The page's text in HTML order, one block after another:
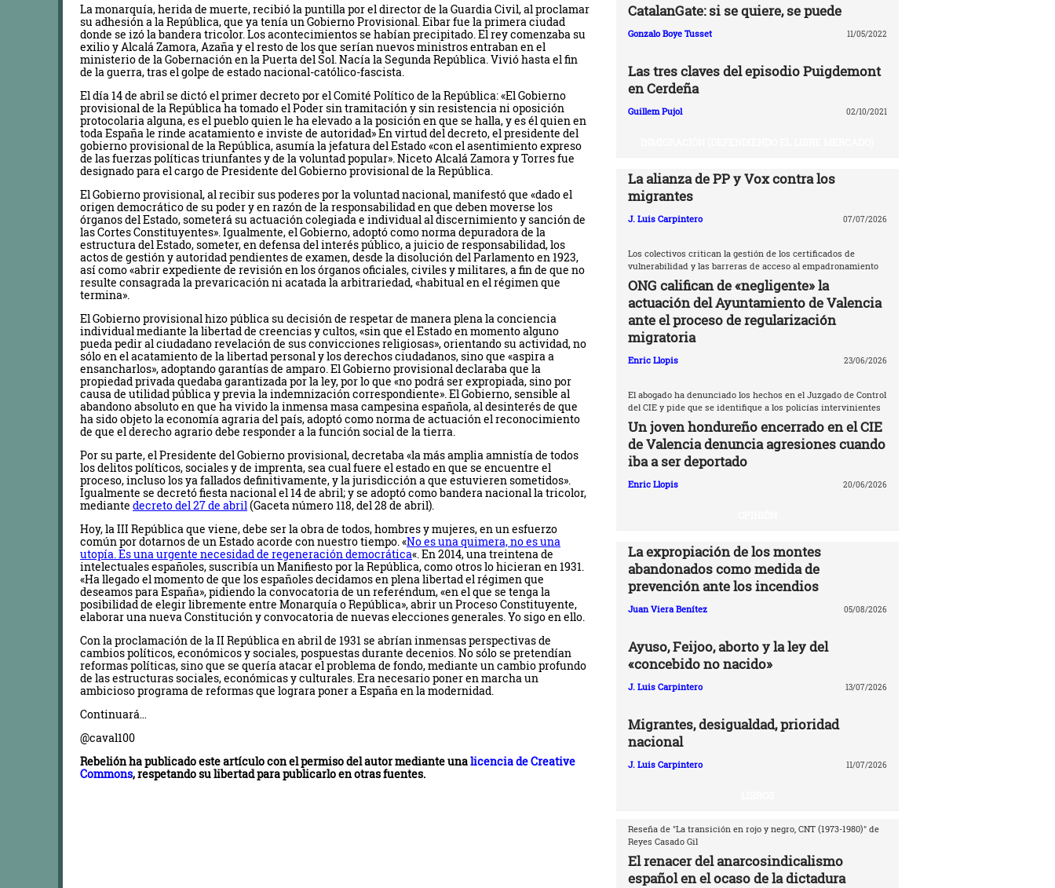
La monarquía, herida de muerte, recibió la puntilla por el director de la Guardia Civil, al proclamar
su adhesión a la República, que ya tenía un Gobierno Provisional. Eibar fue la primera ciudad
donde se izó la bandera tricolor. Los acontecimientos se habían precipitado. El rey comenzaba su
exilio y Alcalá Zamora, Azaña y el resto de los que serían nuevos ministros entraban en el
ministerio de la Gobernación en la Puerta del Sol. Nacía la Segunda República. Vivió hasta el fin
de la guerra, tras el golpe de estado nacional-católico-fascista.
El día 14 de abril se dictó el primer decreto por el Comité Político de la República: «El Gobierno
provisional de la República ha tomado el Poder sin tramitación y sin resistencia ni oposición
protocolaria alguna, es el pueblo quien le ha elevado a la posición en que se halla, y es él quien en
toda España le rinde acatamiento e inviste de autoridad» En virtud del decreto, el presidente del
gobierno provisional de la República, asumía la jefatura del Estado «con el asentimiento expreso
de las fuerzas políticas triunfantes y de la voluntad popular». Niceto Alcalá Zamora y Torres fue
designado para el cargo de Presidente del Gobierno provisional de la República.
El Gobierno provisional, al recibir sus poderes por la voluntad nacional, manifestó que «dado el
origen democrático de su poder y en razón de la responsabilidad en que deben moverse los
órganos del Estado, someterá su actuación colegiada e individual al discernimiento y sanción de
las Cortes Constituyentes». Igualmente, el Gobierno, adoptó como norma depuradora de la
estructura del Estado, someter, en defensa del interés público, a juicio de responsabilidad, los
actos de gestión y autoridad pendientes de examen, desde la disolución del Parlamento en 1923,
así como «abrir expediente de revisión en los órganos oficiales, civiles y militares, a fin de que no
resulte consagrada la prevaricación ni acatada la arbitrariedad, «habitual en el régimen que
termina».
El Gobierno provisional hizo pública su decisión de respetar de manera plena la conciencia
individual mediante la libertad de creencias y cultos, «sin que el Estado en momento alguno
pueda pedir al ciudadano revelación de sus convicciones religiosas», orientando su actividad, no
sólo en el acatamiento de la libertad personal y los derechos ciudadanos, sino que «aspira a
ensancharlos», adoptando garantías de amparo. El Gobierno provisional declaraba que la
propiedad privada quedaba garantizada por la ley, por lo que «no podrá ser expropiada, sino por
causa de utilidad pública y previa la indemnización correspondiente». El Gobierno, sensible al
abandono absoluto en que ha vivido la inmensa masa campesina española, al desinterés de que
ha sido objeto la economía agraria del país, adoptó como norma de actuación el reconocimiento
de que el derecho agrario debe responder a la función social de la tierra.
Por su parte, el Presidente del Gobierno provisional, decretaba «la más amplia amnistía de todos
los delitos políticos, sociales y de imprenta, sea cual fuere el estado en que se encuentre el
proceso, incluso los ya fallados definitivamente, y la jurisdicción a que estuvieren sometidos».
Igualmente se decretó fiesta nacional el 14 de abril; y se adoptó como bandera nacional la tricolor,
mediante decreto del 27 de abril(Gaceta número 118, del 28 de abril).
Hoy, la III República que viene, debe ser la obra de todos, hombres y mujeres, en un esfuerzo
común por dotarnos de un Estado acorde con nuestro tiempo. «No es una quimera, no es una
utopía. Es una urgente necesidad de regeneración democrática«. En 2014, una treintena de
intelectuales españoles, suscribía un Manifiesto por la República, como otros lo hicieran en 1931.
«Ha llegado el momento de que los españoles decidamos en plena libertad el régimen que
deseamos para España», pidiendo la convocatoria de un referéndum, «en el que se tenga la
posibilidad de elegir libremente entre Monarquía o República», abrir un Proceso Constituyente,
elaborar una nueva Constitución y convocatoria de nuevas elecciones generales. Yo sigo en ello.
Con la proclamación de la II República en abril de 1931 se abrían inmensas perspectivas de
cambios políticos, económicos y sociales, pospuestas durante decenios. No sólo se pretendían
reformas políticas, sino que se quería atacar el problema de fondo, mediante un cambio profundo
de las estructuras sociales, económicas y culturales. Era necesario poner en marcha un
ambicioso programa de reformas que lograra poner a España en la modernidad.
Continuará…
@caval100
Rebelión ha publicado este artículo con el permiso del autor mediante unalicencia de Creative
Commons, respetando su libertad para publicarlo en otras fuentes.
CatalanGate: si se quiere, se puede
Gonzalo Boye Tusset 11/05/2022
Las tres claves del episodio Puigdemont
en Cerdeña
Guillem Pujol 02/10/2021
La alianza de PP y Vox contra los
migrantes
J. Luis Carpintero 07/07/2026
Los colectivos critican la gestión de los certificados de
vulnerabilidad y las barreras de acceso al empadronamiento
ONG califican de «negligente» la
actuación del Ayuntamiento de Valencia
ante el proceso de regularización
migratoria
Enric Llopis 23/06/2026
El abogado ha denunciado los hechos en el Juzgado de Control
del CIE y pide que se identifique a los policías intervinientes
Un joven hondureño encerrado en el CIE
de Valencia denuncia agresiones cuando
iba a ser deportado
Enric Llopis 20/06/2026
La expropiación de los montes
abandonados como medida de
prevención ante los incendios
Juan Viera Benítez 05/08/2026
Ayuso, Feijoo, aborto y la ley del
«concebido no nacido»
J. Luis Carpintero 13/07/2026
Migrantes, desigualdad, prioridad
nacional
J. Luis Carpintero 11/07/2026
Reseña de "La transición en rojo y negro, CNT (1973-1980)" de
Reyes Casado Gil
El renacer del anarcosindicalismo
español en el ocaso de la dictadura